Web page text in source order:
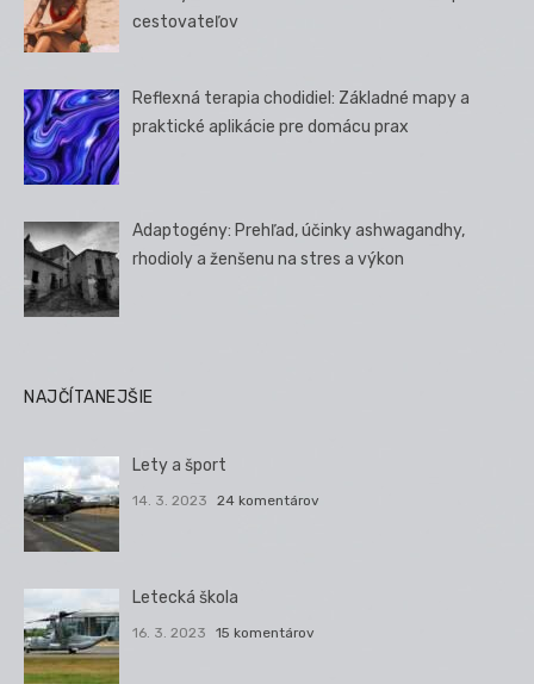
cestovateľov
Reflexná terapia chodidiel: Základné mapy a
praktické aplikácie pre domácu prax
Adaptogény: Prehľad, účinky ashwagandhy,
rhodioly a ženšenu na stres a výkon
NAJČÍTANEJŠIE
Lety a šport
14. 3. 2023 24 komentárov
Letecká škola
16. 3. 2023 15 komentárov